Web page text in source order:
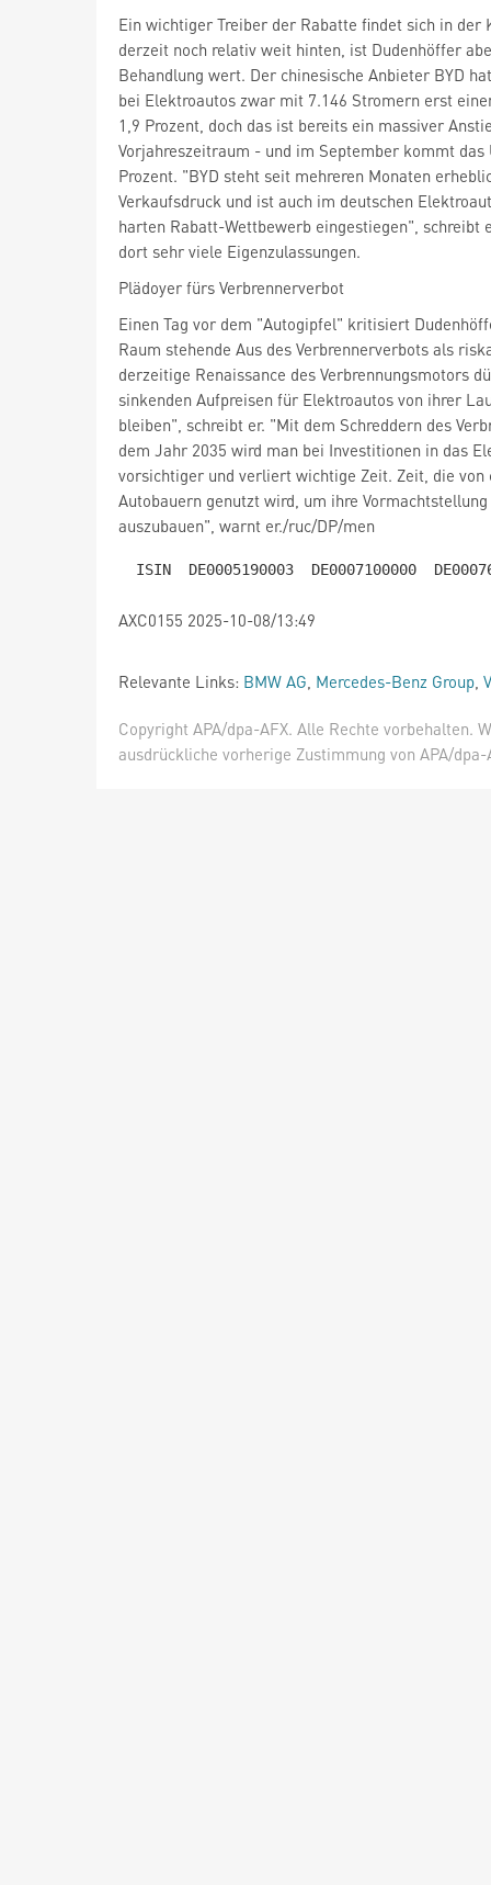
Ein wichtiger Treiber der Rabatte findet sich in der
derzeit noch relativ weit hinten, ist Dudenhöffer
Behandlung wert. Der chinesische Anbieter BYD
bei Elektroautos zwar mit 7.146 Stromern erst
1,9 Prozent, doch das ist bereits ein massiver
Vorjahreszeitraum - und im September kommt das
Prozent. "BYD steht seit mehreren Monaten
Verkaufsdruck und ist auch im deutschen
harten Rabatt-Wettbewerb eingestiegen", schreibt
dort sehr viele Eigenzulassungen.
Plädoyer fürs Verbrennerverbot
Einen Tag vor dem "Autogipfel" kritisiert
Raum stehende Aus des Verbrennerverbots als
derzeitige Renaissance des Verbrennungsmotors
sinkenden Aufpreisen für Elektroautos von ihrer
bleiben", schreibt er. "Mit dem Schreddern des
dem Jahr 2035 wird man bei Investitionen in das
vorsichtiger und verliert wichtige Zeit. Zeit, die von
Autobauern genutzt wird, um ihre
auszubauen", warnt er./ruc/DP/men
AXC0155 2025-10-08/13:49
Relevante Links: BMW AG, Mercedes-Benz Group,
Copyright APA/dpa-AFX. Alle Rechte vorbehalten.
ausdrückliche vorherige Zustimmung von APA/